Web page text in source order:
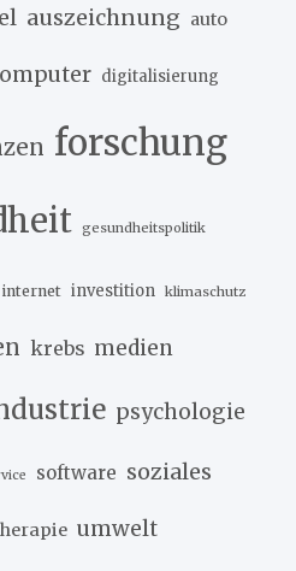
auszeichnung auto
digitalisierung
forschung
gesundheitspolitik
internet investition klimaschutz
krebs medien
psychologie
software soziales
umwelt